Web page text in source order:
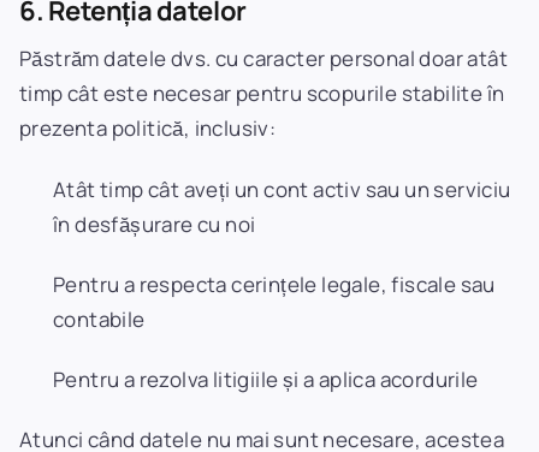
6. Retenția datelor
Păstrăm datele dvs. cu caracter personal doar atât
timp cât este necesar pentru scopurile stabilite în
prezenta politică, inclusiv:
Atât timp cât aveți un cont activ sau un serviciu
în desfășurare cu noi
Pentru a respecta cerințele legale, fiscale sau
contabile
Pentru a rezolva litigiile și a aplica acordurile
Atunci când datele nu mai sunt necesare, acestea